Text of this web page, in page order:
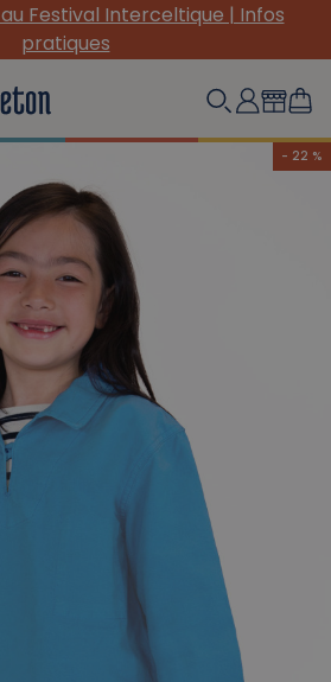
nos INDISPENSABLES en
- 22 %